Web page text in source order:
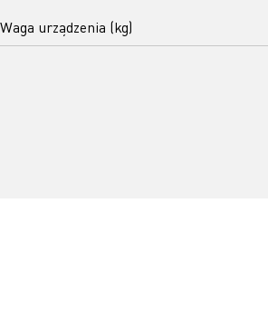
Waga urządzenia (kg)